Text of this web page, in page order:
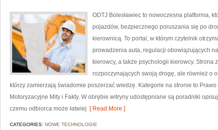
ODTJ Bolesławiec to nowoczesna platforma,
pojazdów, bezpiecznego poruszania się po
kierownicą. To portal, w którym czytelnik
prowadzenia auta, regulacji obowiązujących
kierowcy, a także psychologii kierowcy. Strona
rozpoczynających swoją drogę, ale również o
którzy zamierzają świadomie poszerzać wiedzę. Kategorie na stronie to
Motoryzacyjne Mity i Fakty. W obrębie witryny udostępniane są poradniki
czemu odbiorca może łatwiej [ Read More ]
CATEGORIES: NOWE TECHNOLOGIE